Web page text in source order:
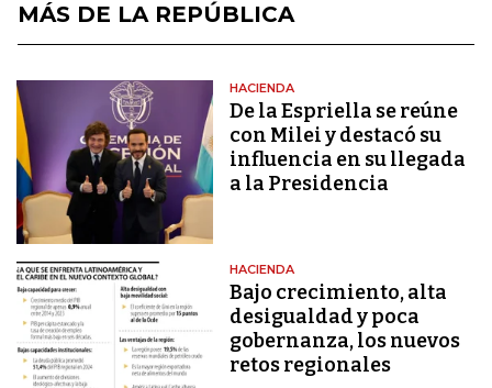
MÁS DE LA REPÚBLICA
HACIENDA
De la Espriella se reúne
con Milei y destacó su
influencia en su llegada
a la Presidencia
HACIENDA
Bajo crecimiento, alta
desigualdad y poca
gobernanza, los nuevos
retos regionales